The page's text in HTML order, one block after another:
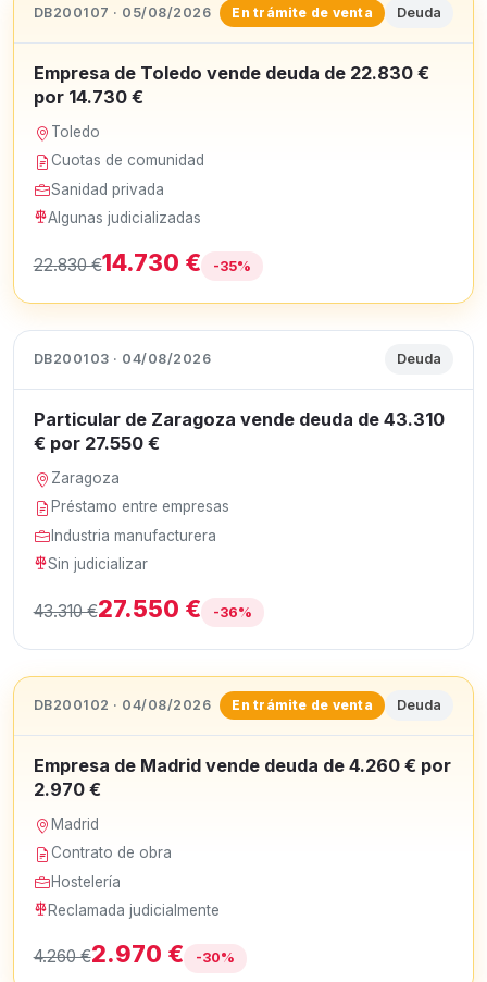
DB200107 · 05/08/2026 En trámite de venta Deuda
Empresa de Toledo vende deuda de 22.830 €
por 14.730 €
Toledo
Cuotas de comunidad
Sanidad privada
Algunas judicializadas
22.830 €14.730 € -35%
DB200103 · 04/08/2026 Deuda
Particular de Zaragoza vende deuda de 43.310
€ por 27.550 €
Zaragoza
Préstamo entre empresas
Industria manufacturera
Sin judicializar
43.310 €27.550 € -36%
DB200102 · 04/08/2026 En trámite de venta Deuda
Empresa de Madrid vende deuda de 4.260 € por
2.970 €
Madrid
Contrato de obra
Hostelería
Reclamada judicialmente
4.260 €2.970 € -30%